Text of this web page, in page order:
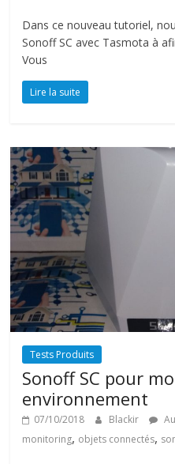
Dans ce nouveau tutoriel,
Sonoff SC avec Tasmota à
Vous
Lire la suite
Tests Produits
Sonoff SC pour
environnement
07/10/2018 Blackir
monitoring, objets connectés,